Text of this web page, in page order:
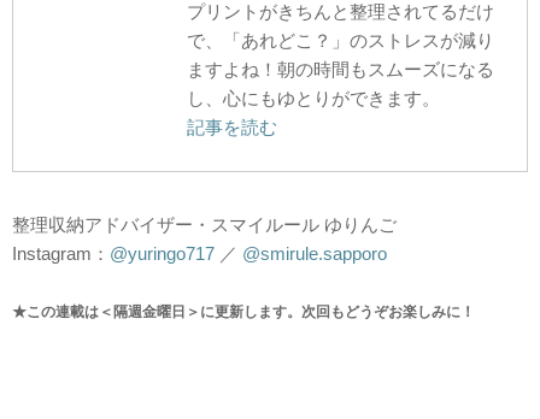
プリントがきちんと整理されてるだけ
で、「あれどこ？」のストレスが減り
ますよね！朝の時間もスムーズになる
し、心にもゆとりができます。
記事を読む
整理収納アドバイザー・スマイルール ゆりんご
Instagram： @yuringo717 ／ @smirule.sapporo
★この連載は＜隔週金曜日＞に更新します。次回もどうぞお楽しみに！